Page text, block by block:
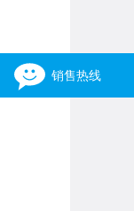
销售热线